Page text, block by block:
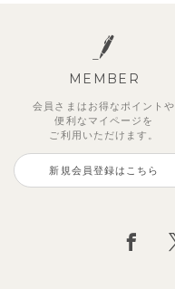
MEMBER
会員さまはお得なポイントや
便利な マイページを
ご利用いただけます。
新規会員登録はこちら